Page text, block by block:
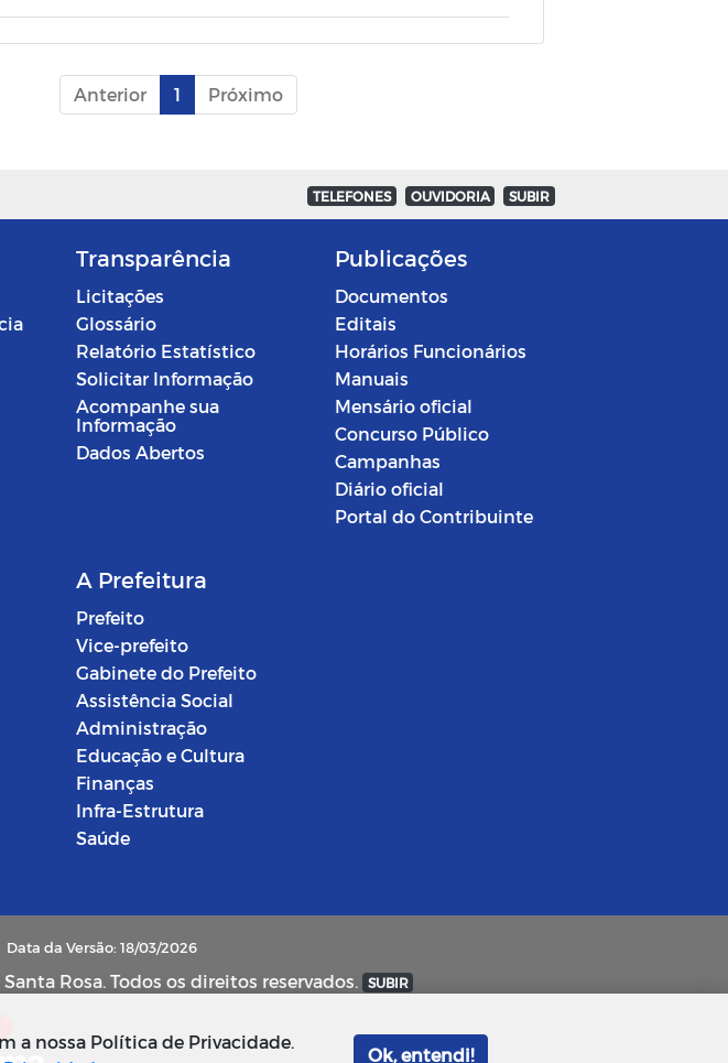
Anterior 1 Próximo
TELEFONES OUVIDORIA SUBIR
Transparência
Licitações
Glossário
Relatório Estatístico
Solicitar Informação
Acompanhe sua
Informação
Dados Abertos
Publicações
Documentos
Editais
Horários Funcionários
Manuais
Mensário oficial
Concurso Público
Campanhas
Diário oficial
Portal do Contribuinte
A Prefeitura
Prefeito
Vice-prefeito
Gabinete do Prefeito
Assistência Social
Administração
Educação e Cultura
Finanças
Infra-Estrutura
Saúde
Data da Versão: 18/03/2026
Rosa. Todos os direitos reservados. SUBIR
a nossa Política de Privacidade.
Ok, entendi!